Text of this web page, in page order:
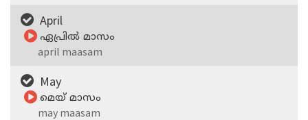
April
ഏപ്രില്‍ മാസം
april maasam
May
മെയ്‌ മാസം
may maasam